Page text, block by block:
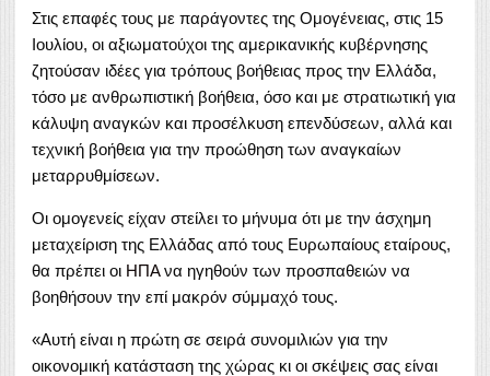
Στις επαφές τους με παράγοντες της Ομογένειας, στις 15
Ιουλίου, οι αξιωματούχοι της αμερικανικής κυβέρνησης
ζητούσαν ιδέες για τρόπους βοήθειας προς την Ελλάδα,
τόσο με ανθρωπιστική βοήθεια, όσο και με στρατιωτική για
κάλυψη αναγκών και προσέλκυση επενδύσεων, αλλά και
τεχνική βοήθεια για την προώθηση των αναγκαίων
μεταρρυθμίσεων.
Οι ομογενείς είχαν στείλει το μήνυμα ότι με την άσχημη
μεταχείριση της Ελλάδας από τους Ευρωπαίους εταίρους,
θα πρέπει οι ΗΠΑνα ηγηθούν των προσπαθειών να
βοηθήσουν την επί μακρόν σύμμαχό τους.
«Αυτή είναι η πρώτη σε σειρά συνομιλιών για την
οικονομική κατάσταση της χώρας κι οι σκέψεις σας είναι